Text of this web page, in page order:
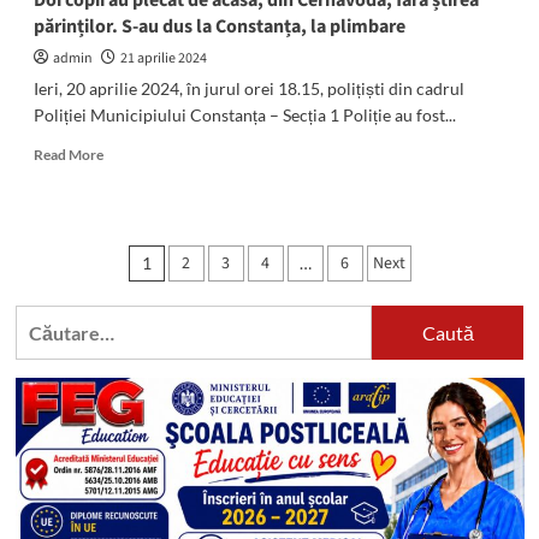
părinților. S-au dus la Constanța, la plimbare
admin
21 aprilie 2024
Ieri, 20 aprilie 2024, în jurul orei 18.15, polițiști din cadrul
Poliției Municipiului Constanța – Secția 1 Poliție au fost...
Read MoreRead
copii
de
acasă,
din
Cernavodă,
fără
știrea
părinților.
S-
au
dus
Paginație
articole
1 2 3 4 … 6 Next
Caută